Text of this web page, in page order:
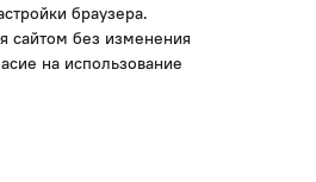
системе "НСЛС"
за собой право в любой момент
дизайн и характеристики
его качество.
браузера.
сайтом без изменения
на использование